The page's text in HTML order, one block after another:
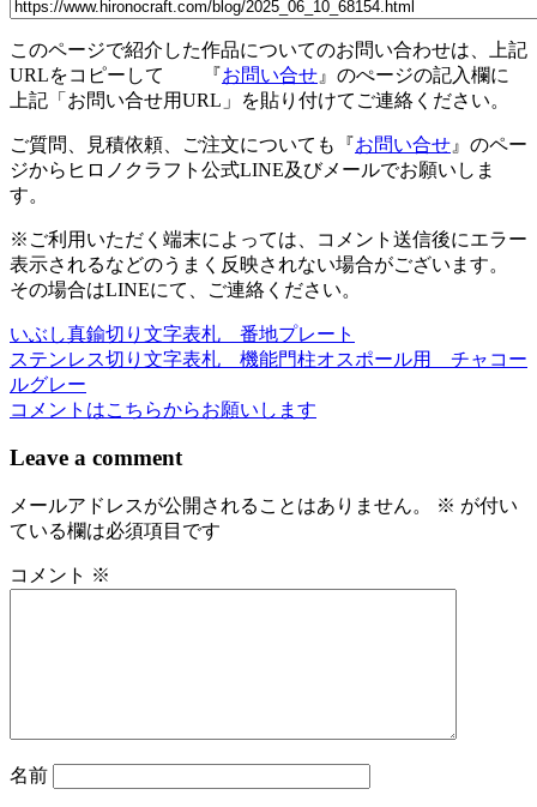
このページで紹介した作品についてのお問い合わせは、上記
URLをコピーして 『お問い合せ 』のぺージの記入欄に
上記「お問い合せ用URL」を貼り付けてご連絡ください。
ご質問、見積依頼、ご注文についても『お問い合せ 』のペー
ジからヒロノクラフト公式LINE及びメールでお願いしま
す。
※ご利用いただく端末によっては、コメント送信後にエラー
表示されるなどのうまく反映されない場合がございます。
その場合はLINEにて、ご連絡ください。
投
稿
ナ
ビ
ゲ
ー
シ
いぶし真鍮切り文字表札 番地プレート
ステンレス切り文字表札 機能門柱オスポール用 チャコー
ルグレー
コメントはこちらからお願いします
Leave a comment
メールアドレスが公開されることはありません。 ※ が付い
ている欄は必須項目です
コメント ※
名前